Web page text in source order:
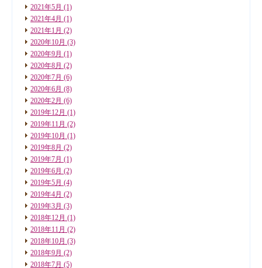
2021年5月 (1)
2021年4月 (1)
2021年1月 (2)
2020年10月 (3)
2020年9月 (1)
2020年8月 (2)
2020年7月 (6)
2020年6月 (8)
2020年2月 (6)
2019年12月 (1)
2019年11月 (2)
2019年10月 (1)
2019年8月 (2)
2019年7月 (1)
2019年6月 (2)
2019年5月 (4)
2019年4月 (2)
2019年3月 (3)
2018年12月 (1)
2018年11月 (2)
2018年10月 (3)
2018年9月 (2)
2018年7月 (5)